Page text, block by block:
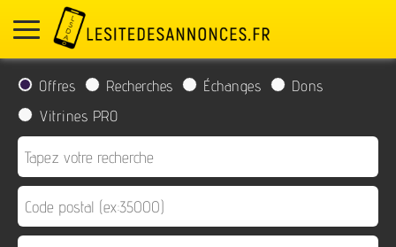
Offres Recherches Échanges
Dons
Vitrines PRO